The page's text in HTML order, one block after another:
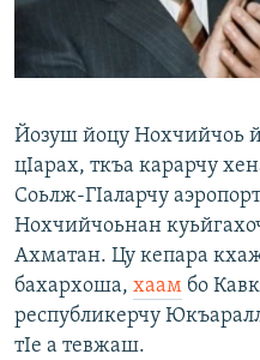
Йозуш йоцу Нохчийчоь
цIарах, ткъа карарчу
Соьлж-ГIаларчу
Нохчийчоьнан
Ахматан. Цу кепара
бахархоша, хаам бо
республикерчу
тIе а тевжаш.